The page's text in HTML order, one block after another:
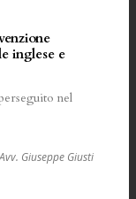
inglese e
nel
Avv. Giuseppe Giusti